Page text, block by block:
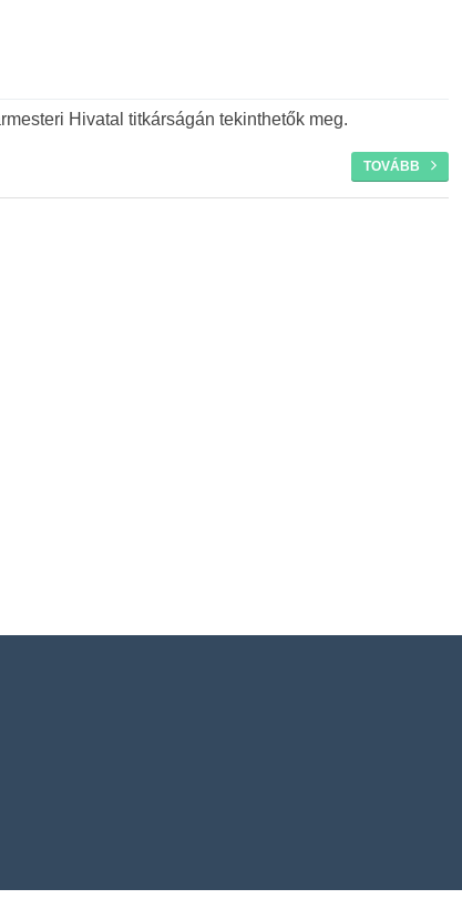
Hivatal titkárságán tekinthetők meg.
TOVÁBB